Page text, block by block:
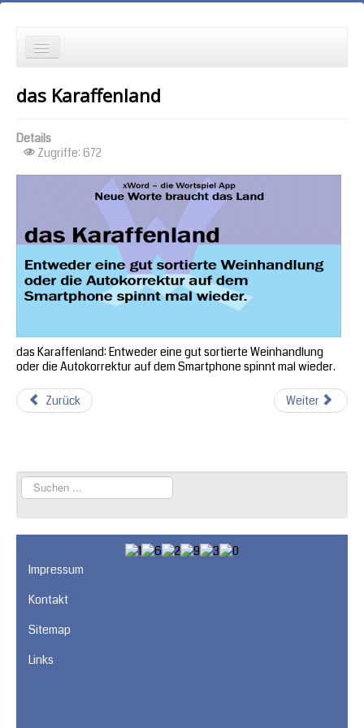
Wortspiele mit Autokorrekturen
die Ältesten zuerst
die meisten Zugriffe zuerst
zufällige Reihenfolge
das Karaffenland
Details
Zugriffe: 672
das Karaffenland: Entweder eine gut sortierte Weinhandlung
oder die Autokorrektur auf dem Smartphone spinnt mal wieder.
Zurück Weiter
Suchen
...
Impressum
Kontakt
Sitemap
Links